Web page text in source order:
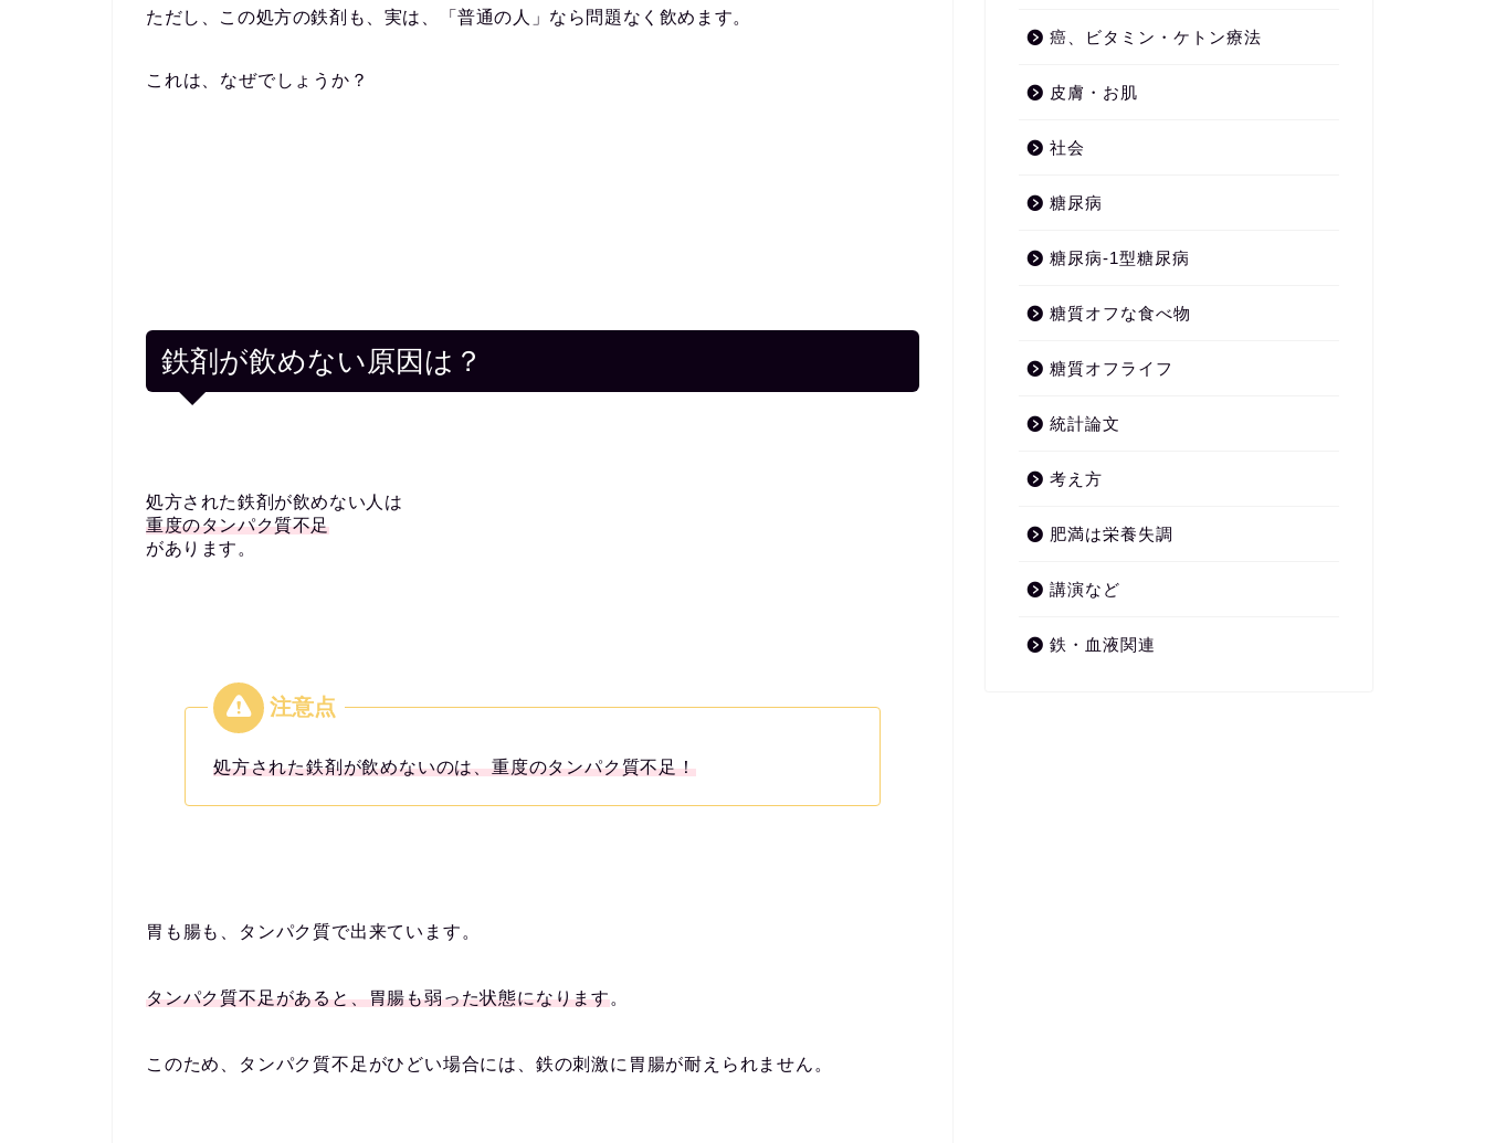
ただし、この処方の鉄剤も、実は、「普通の人」なら問題なく飲めます。
これは、なぜでしょうか？
鉄剤が飲めない原因は？
処方された鉄剤が飲めない人は
重度のタンパク質不足
があります。
処方された鉄剤が飲めないのは、重度のタンパク質不足！
胃も腸も、タンパク質で出来ています。
タンパク質不足があると、胃腸も弱った状態になります。
このため、タンパク質不足がひどい場合には、鉄の刺激に胃腸が耐えられません。
癌、ビタミン・ケトン療法
皮膚・お肌
社会
糖尿病
糖尿病-1型糖尿病
糖質オフな食べ物
糖質オフライフ
統計論文
考え方
肥満は栄養失調
講演など
鉄・血液関連